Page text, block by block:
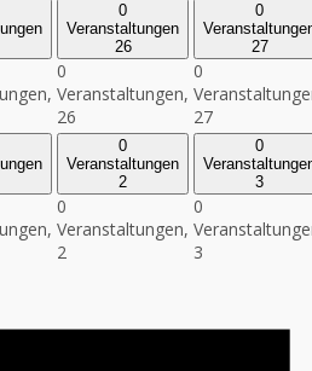
0
Veranstaltungen
26
0
Veranstaltungen,
26
0
27
0
27
0
Veranstaltungen
2
0
Veranstaltungen,
2
0
3
0
3